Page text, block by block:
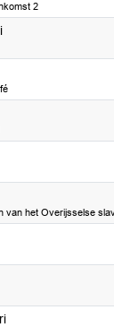
2
2025
van het Overijsselse
2025